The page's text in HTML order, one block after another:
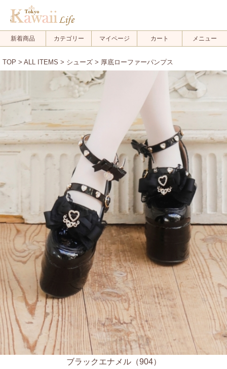
新着商品 カテゴリー マイページ カート メニュー
TOP > ALL ITEMS > シューズ > 厚底ローファーパンプス
ブラックエナメル（904）